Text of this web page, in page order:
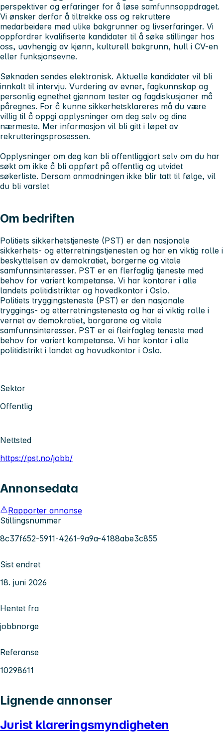
perspektiver og erfaringer for å løse samfunnsoppdraget.
Vi ønsker derfor å tiltrekke oss og rekruttere
medarbeidere med ulike bakgrunner og livserfaringer. Vi
oppfordrer kvalifiserte kandidater til å søke stillinger hos
oss, uavhengig av kjønn, kulturell bakgrunn, hull i CV-en
eller funksjonsevne.
Søknaden sendes elektronisk. Aktuelle kandidater vil bli
innkalt til intervju. Vurdering av evner, fagkunnskap og
personlig egnethet gjennom tester og fagdiskusjoner må
påregnes. For å kunne sikkerhetsklareres må du være
villig til å oppgi opplysninger om deg selv og dine
nærmeste. Mer informasjon vil bli gitt i løpet av
rekrutteringsprosessen.
Opplysninger om deg kan bli offentliggjort selv om du har
søkt om ikke å bli oppført på offentlig og utvidet
søkerliste. Dersom anmodningen ikke blir tatt til følge, vil
du bli varslet
Om bedriften
Politiets sikkerhetstjeneste (PST) er den nasjonale
sikkerhets- og etterretningstjenesten og har en viktig rolle i
beskyttelsen av demokratiet, borgerne og vitale
samfunnsinteresser. PST er en flerfaglig tjeneste med
behov for variert kompetanse. Vi har kontorer i alle
landets politidistrikter og hovedkontor i Oslo.
Politiets tryggingsteneste (PST) er den nasjonale
tryggings- og etterretningstenesta og har ei viktig rolle i
vernet av demokratiet, borgarane og vitale
samfunnsinteresser. PST er ei fleirfagleg teneste med
behov for variert kompetanse. Vi har kontor i alle
politidistrikt i landet og hovudkontor i Oslo.
Sektor
Offentlig
Nettsted
https://pst.no/jobb/
Annonsedata
Rapporter annonse
Stillingsnummer
8c37f652-5911-4261-9a9a-4188abe3c855
Sist endret
18. juni 2026
Hentet fra
jobbnorge
Referanse
10298611
Lignende annonser
Jurist klareringsmyndigheten